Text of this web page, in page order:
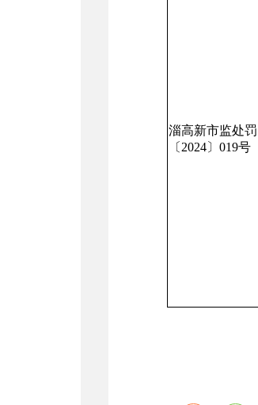
淄高新市监处罚
〔 2024〕019号